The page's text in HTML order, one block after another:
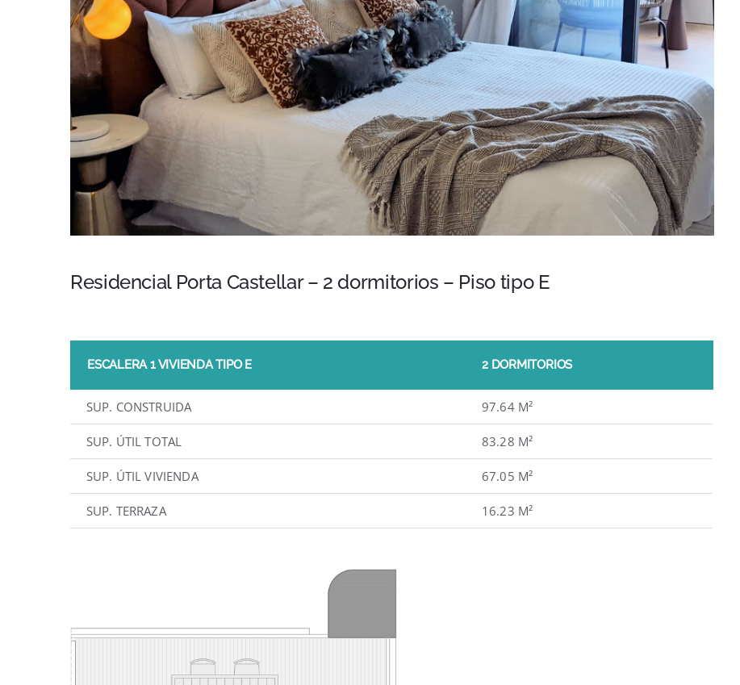
Residencial Porta Castellar – 2 dormitorios – Piso tipo E
ESCALERA 1 VIVIENDA TIPO E 2 DORMITORIOS
SUP. CONSTRUIDA 97.64 M²
SUP. ÚTIL TOTAL 83.28 M²
SUP. ÚTIL VIVIENDA 67.05 M²
SUP. TERRAZA 16.23 M²